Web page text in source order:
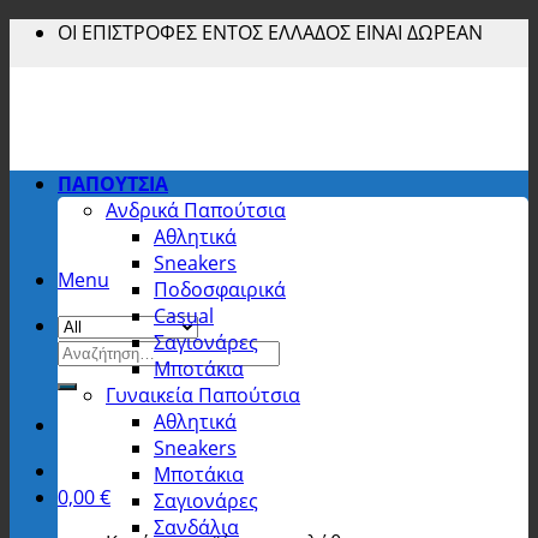
Skip ΟΙ ΕΠΙΣΤΡΟΦΕΣ ΕΝΤΟΣ ΕΛΛΑΔΟΣ ΕΙΝΑΙ ΔΩΡΕΑΝ
Menu
Αναζήτηση
για:
0,00€
ΠΑΠΟΥΤΣΙΑ
Ανδρικά Παπούτσια
Αθλητικά
Sneakers
Ποδοσφαιρικά
Casual
Σαγιονάρες
Μποτάκια
Γυναικεία Παπούτσια
Αθλητικά
Sneakers
Μποτάκια
Σαγιονάρες
Σανδάλια